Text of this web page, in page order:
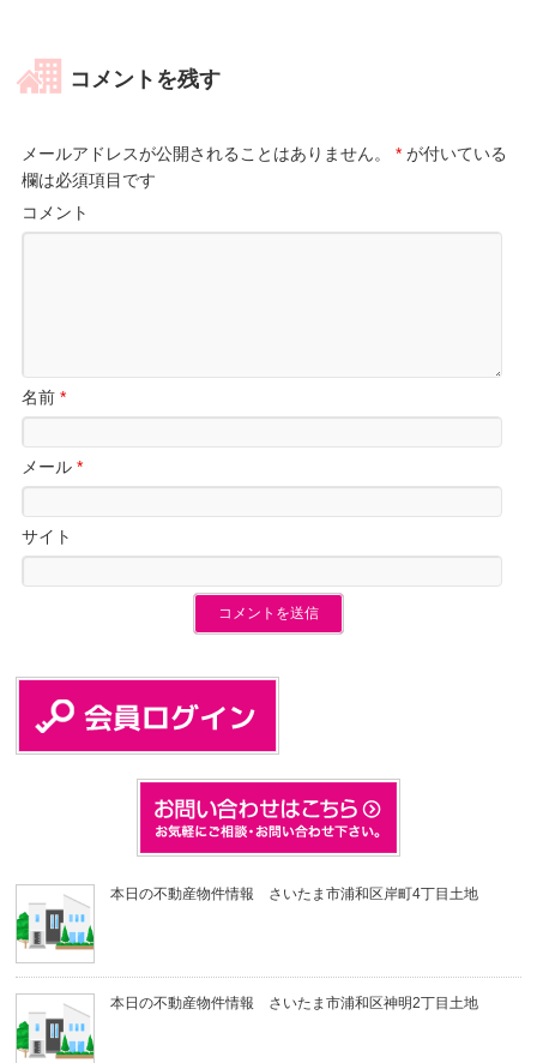
コメントを残す
メールアドレスが公開されることはありません。 * が付いている
欄は必須項目です
コメント
名前*
メール*
サイト
本日の不動産物件情報 さいたま市浦和区岸町4丁目土地
本日の不動産物件情報 さいたま市浦和区神明2丁目土地